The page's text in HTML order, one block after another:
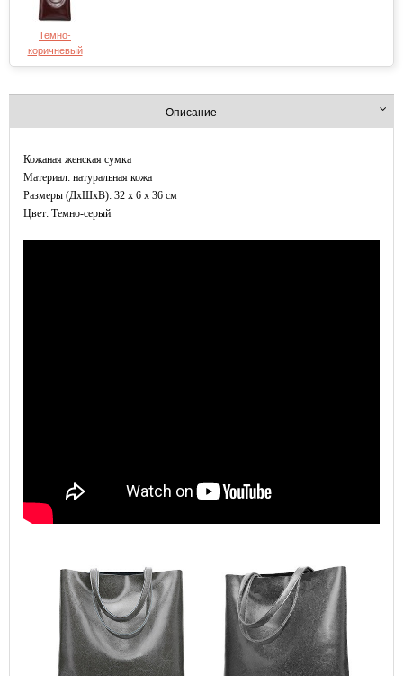
Темно-
коричневый
Описание
Кожаная женская сумка
Материал: натуральная кожа
Размеры (ДxШхВ): 32 x 6 x 36 см
Цвет: Темно-серый